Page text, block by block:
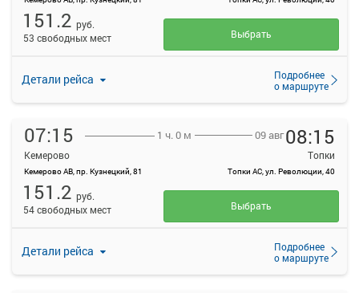
Детали рейса
Подробнее
о маршруте
151.2 руб.
53 свободных мест
Выбрать
07:15
Кемерово
Кемерово АВ, пр. Кузнецкий, 81
1 ч. 0 м 09 авг08:15
Топки
Топки АС, ул. Революции, 40
Детали рейса
Подробнее
о маршруте
151.2 руб.
54 свободных мест
Выбрать